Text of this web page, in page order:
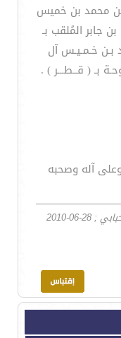
محمد بن خميس
جابر المُلقب بـ
بـن خـمـيـس آل
بـ ( قــطـــر ) .
آله وصحبه
التعديل الأخير تم بواسطة ابن عيفة الحبابي ; 28-06-2010